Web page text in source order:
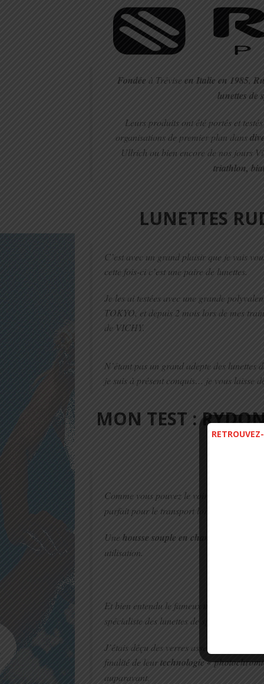
Fondée à Trévise en Italie en 1985,
lunettes de
Leurs produits ont été portés et
organisations de premier plan dans
Ullrich ou bien encore de nos jours
triathlon,
LUNETTES
C’est avec un grand plaisir que je vais
cette fois-ci c’est une paire de lunettes.
Je les ai testées avec une grande
TOKYO, et depuis 2 mois lors de mes
de VICHY.
N’étant pas un grand adepte des lunettes
je suis à présent conquis… je vous laisse
MON TEST :
Comme vous pouvez le voir sur la photo
parfait pour le transport lors de vos
Une housse souple en chamois
utilisation.
Et bien entendu le fameux
spécialiste des lunettes de sport !
J’étais déçu des verres assez « clairs »,
finalité de leurtechnologie «
auparavant.